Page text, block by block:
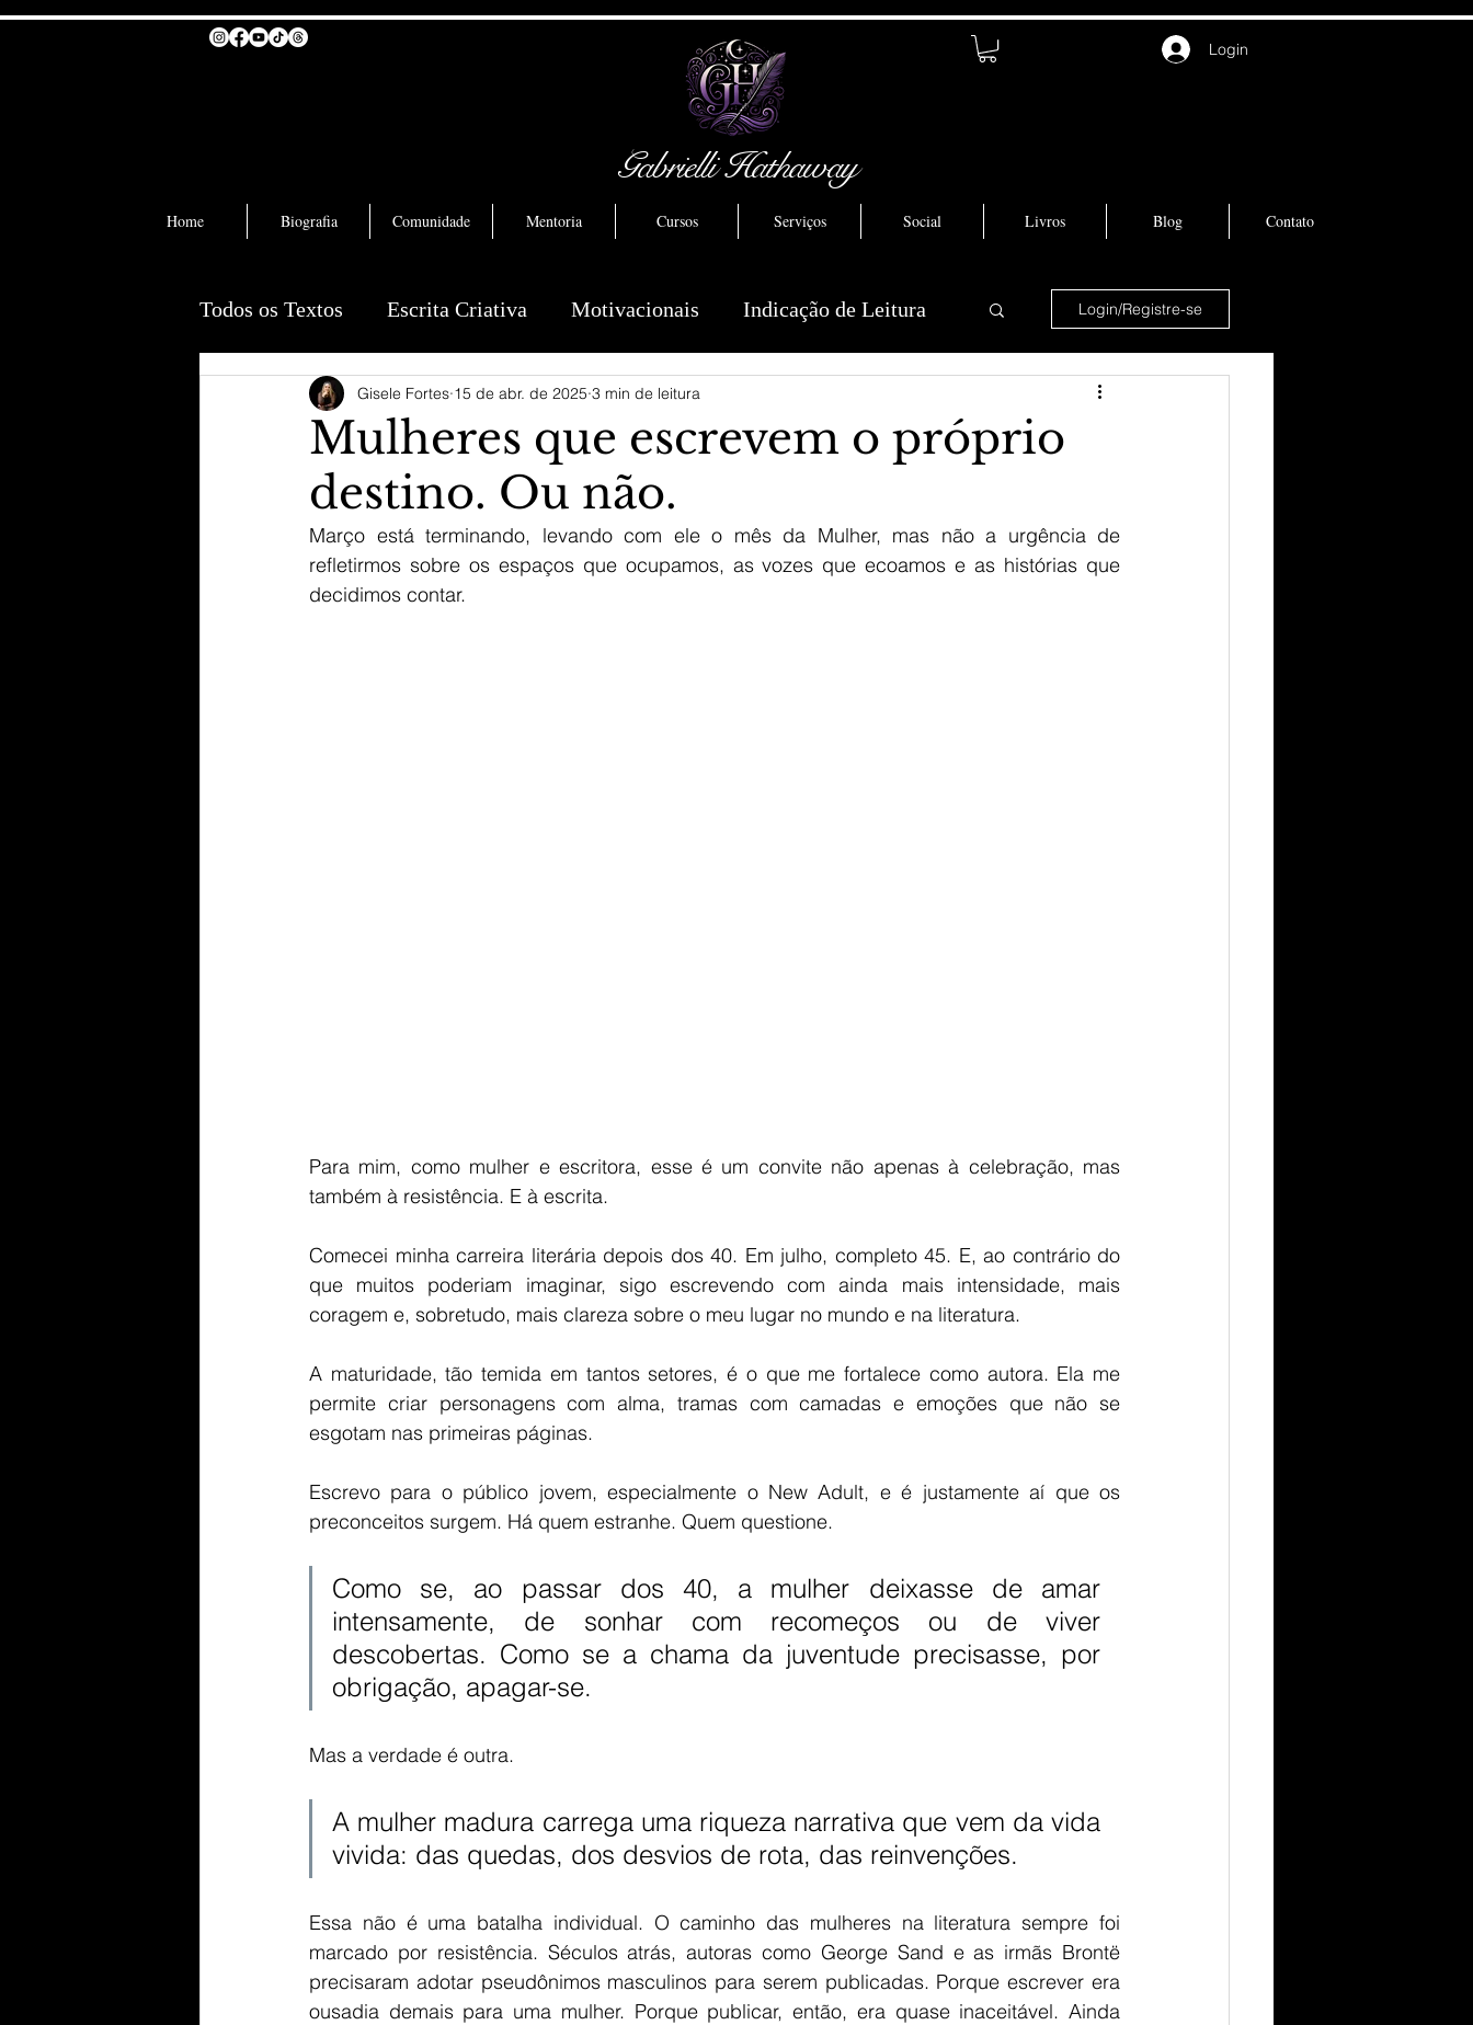
Gabrielli Hathaway
Login
Home Biografia Comunidade Mentoria Cursos Serviços Social Livros Blog Contato
Todos os Textos Escrita Criativa Motivacionais Indicação de Leitura Login/Registre-se
Mulheres que escrevem o próprio
destino. Ou não.
Gisele Fortes 15 de abr. de 2025 3 min de leitura
Março está terminando, levando com ele o mês da Mulher, mas não a urgência de
refletirmos sobre os espaços que ocupamos, as vozes que ecoamos e as histórias que
decidimos contar.
Para mim, como mulher e escritora, esse é um convite não apenas à celebração, mas
também à resistência. E à escrita.
Comecei minha carreira literária depois dos 40. Em julho, completo 45. E, ao contrário do
que muitos poderiam imaginar, sigo escrevendo com ainda mais intensidade, mais
coragem e, sobretudo, mais clareza sobre o meu lugar no mundo e na literatura.
A maturidade, tão temida em tantos setores, é o que me fortalece como autora. Ela me
permite criar personagens com alma, tramas com camadas e emoções que não se
esgotam nas primeiras páginas.
Escrevo para o público jovem, especialmente o New Adult, e é justamente aí que os
preconceitos surgem. Há quem estranhe. Quem questione.
Como se, ao passar dos 40, a mulher deixasse de amar
intensamente, de sonhar com recomeços ou de viver
descobertas. Como se a chama da juventude precisasse, por
obrigação, apagar-se.
Mas a verdade é outra.
A mulher madura carrega uma riqueza narrativa que vem da vida
vivida: das quedas, dos desvios de rota, das reinvenções.
Essa não é uma batalha individual. O caminho das mulheres na literatura sempre foi
marcado por resistência. Séculos atrás, autoras como George Sand e as irmãs Brontë
precisaram adotar pseudônimos masculinos para serem publicadas. Porque escrever era
ousadia demais para uma mulher. Porque publicar, então, era quase inaceitável. Ainda